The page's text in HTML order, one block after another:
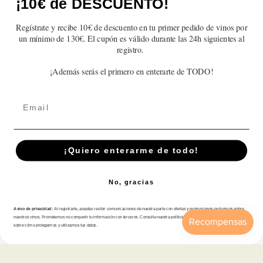
Write a review
Correo electrónico
Atención al cliente
Cuenta Carrito
¡10€ de DESCUENTO!
Regístrate y recibe 10€ de descuento en tu primer pedido de vinos por
un mínimo de 130€. El cupón es válido durante las 24h siguientes al
registro.
¡Además serás el primero en enterarte de TODO!
¡Quiero enterarme de todo!
No, gracias
Aviso de privacidad: Al registrarte, aceptas recibir comunicaciones de nuestra parte con ofertas y promociones exclusivas sobre
nuestros vinos. Prometemos no compartir tu información con terceros. Consulta nuestra política de privacidad para más detalles
sobre cómo protegemos y utilizamos tus datos.